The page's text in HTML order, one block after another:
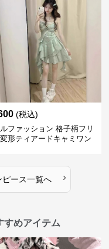
(税込)
ファッション 格子柄フリ
形ティアードキャミワン
ピース一覧へ ›
すめアイテム